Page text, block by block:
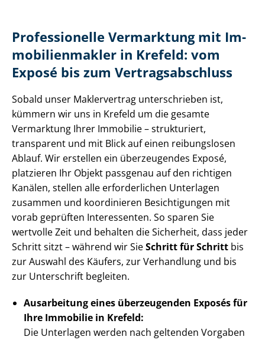
Professionelle Vermarktung mit Im­
mo­bi­li­en­mak­ler in Krefeld: vom
Exposé bis zum Ver­trags­ab­schluss
Sobald unser Maklervertrag unterschrieben ist,
kümmern wir uns in Krefeld um die gesamte
Vermarktung Ihrer Immobilie – strukturiert,
transparent und mit Blick auf einen reibungslosen
Ablauf. Wir erstellen ein überzeugendes Exposé,
platzieren Ihr Objekt passgenau auf den richtigen
Kanälen, stellen alle erforderlichen Unterlagen
zusammen und koordinieren Besichtigungen mit
vorab geprüften Interessenten. So sparen Sie
wertvolle Zeit und behalten die Sicherheit, dass jeder
Schritt sitzt – während wir SieSchritt für Schritt bis
zur Auswahl des Käufers, zur Verhandlung und bis
zur Unterschrift begleiten.
Ausarbeitung eines überzeugenden Exposés für
Ihre Immobilie in Krefeld:
Die Unterlagen werden nach geltenden Vorgaben